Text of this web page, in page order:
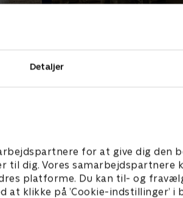
Detaljer
for at give dig den
til dig. Vores samarbejdspartnere
platforme. Du kan til- og
klikke på ’Cookie-indstillinger’ i
William
hans
Downton er blevet
rekreationshjem for sårede